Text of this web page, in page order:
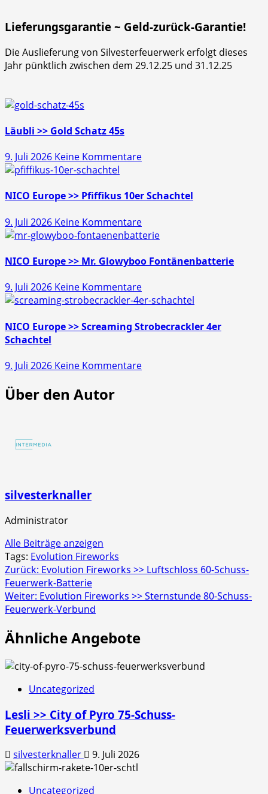
Lieferungsgarantie ~ Geld-zurück-Garantie!
Die Auslieferung von Silvesterfeuerwerk erfolgt dieses
Jahr pünktlich zwischen dem 29.12.25 und 31.12.25
Läubli >> Gold Schatz 45s
9. Juli 2026 Keine Kommentarezu
Gold
45s
NICO Europe >> Pfiffikus 10er Schachtel
9. Juli 2026 Keine Kommentarezu
NICO
>>
10er
Schachtel
NICO Europe >> Mr. Glowyboo Fontänenbatterie
9. Juli 2026 Keine Kommentarezu
NICO
>>
Fontänenbatterie
NICO Europe >> Screaming Strobecrackler 4er
Schachtel
9. Juli 2026 Keine Kommentarezu
Über den Autor
silvesterknaller
Administrator
Alle Beiträge anzeigen
Tags: Evolution Fireworks
Beitragsnavigation
Zurück: Evolution Fireworks >> Luftschloss 60-Schuss-
Feuerwerk-Batterie
Weiter: Evolution Fireworks >> Sternstunde 80-Schuss-
Feuerwerk-Verbund
Ähnliche Angebote
Uncategorized
Lesli >> City of Pyro 75-Schuss-
Feuerwerksverbund
silvesterknaller 9. Juli 2026
Uncategorized